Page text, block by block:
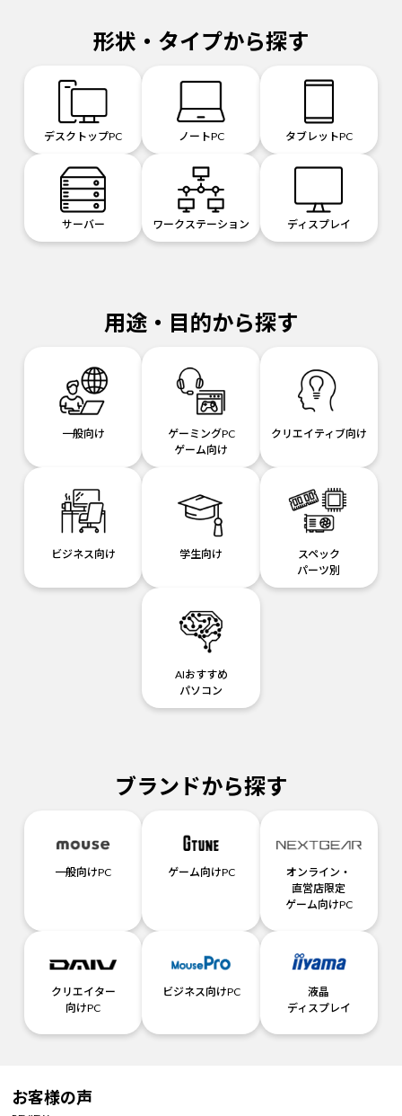
形状・タイプから探す
デスクトップPC ノートPC タブレットPC
サーバー ワークステーション ディスプレイ
用途・目的から探す
一般向け
ゲーミングPC
ゲーム向け
クリエイティブ向け
ビジネス向け 学生向け
スペック
パーツ別
AIおすすめ
パソコン
ブランドから探す
一般向けPC ゲーム向けPC
オンライン・
直営店限定
ゲーム向けPC
クリエイター
向けPC
ビジネス向けPC
液晶
ディスプレイ
お客様の声